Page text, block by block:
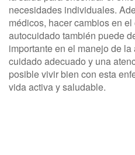
necesidades individuales.
médicos, hacer cambios en
autocuidado también puede
importante en el manejo de
cuidado adecuado y una
posible vivir bien con esta
vida activa y saludable.